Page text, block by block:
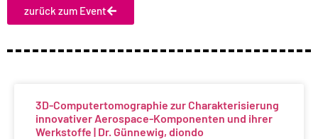
zurück zum Event
3D-Computertomographie zur Charakterisierung
innovativer Aerospace-Komponenten und ihrer
Werkstoffe | Dr. Günnewig, diondo